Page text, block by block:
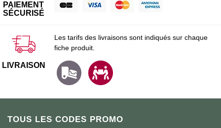
TOUS LES CODES PROMO
PAIEMENT
SÉCURISÉ
LIVRAISON
Les tarifs des livraisons sont indiqués sur chaque
fiche produit.